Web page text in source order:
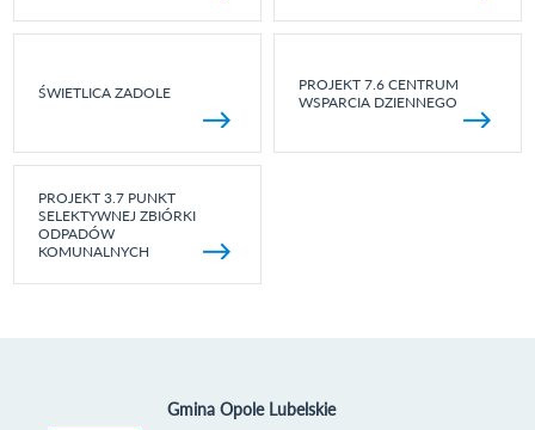
ŚWIETLICA ZADOLE
PROJEKT 7.6 CENTRUM
WSPARCIA DZIENNEGO
PROJEKT 3.7 PUNKT
SELEKTYWNEJ ZBIÓRKI
ODPADÓW
KOMUNALNYCH
Gmina Opole Lubelskie